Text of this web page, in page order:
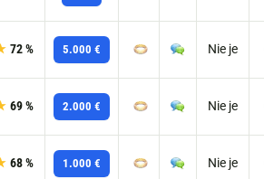
72 % 5.000 € Nie je
69 % 2.000 € Nie je
68 % 1.000 € Nie je